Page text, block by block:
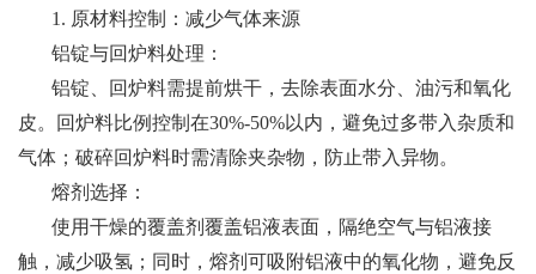
1. 原材料控制：减少气体来源
铝锭与回炉料处理：
铝锭、回炉料需提前烘干，去除表面水分、油污和氧化
皮。回炉料比例控制在30%-50%以内，避免过多带入杂质和
气体；破碎回炉料时需清除夹杂物，防止带入异物。
熔剂选择：
使用干燥的覆盖剂覆盖铝液表面，隔绝空气与铝液接
触，减少吸氢；同时，熔剂可吸附铝液中的氧化物，避免反